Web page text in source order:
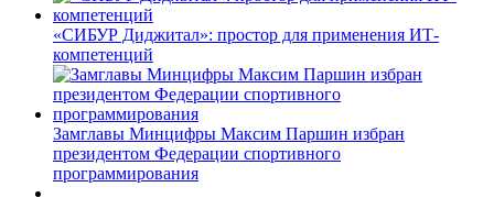
«СИБУР Диджитал»: простор для применения ИТ-
компетенций
Замглавы Минцифры Максим Паршин избран
президентом Федерации спортивного
программирования